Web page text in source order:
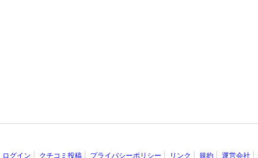
ログイン クチコミ投稿 プライバシーポリシー リンク 規約 運営会社